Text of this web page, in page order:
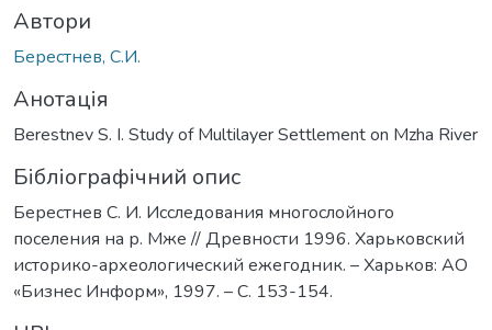
Автори
Берестнев, С.И.
Анотація
Berestnev S. I. Study of Multilayer Settlement on Mzha River
Бібліографічний опис
Берестнев С. И. Исследования многослойного
поселения на р. Мже // Древности 1996. Харьковский
историко-археологический ежегодник. – Харьков: АО
«Бизнес Информ», 1997. – C. 153-154.